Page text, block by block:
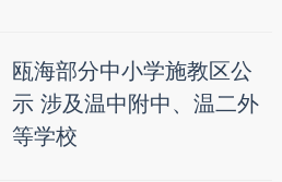
瓯海部分中小学施教区公
示 涉及温中附中、温二外
等学校